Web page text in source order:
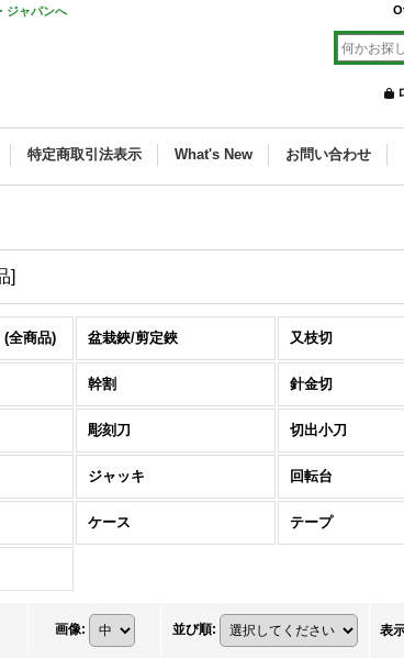
ジャパンへ
特定商取引法表示 What's New お問い合わせ
]
(全商品) 盆栽鋏/剪定鋏 又枝切
幹割 針金切
彫刻刀 切出小刀
ジャッキ 回転台
ケース テープ
画像: 並び順: 表